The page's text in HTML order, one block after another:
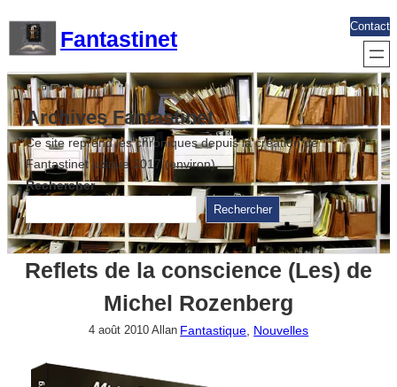
contenu
Fantastinet
Contact
Archives Fantastinet
Ce site reprend les chroniques depuis la création de
Fantastinet jusque 2017 (environ)
Rechercher
Rechercher
Reflets de la conscience (Les) de
Michel Rozenberg
4 août 2010 Allan Fantastique Nouvelles